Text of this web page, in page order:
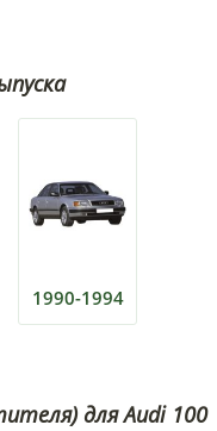
1990-1994
для Audi 100